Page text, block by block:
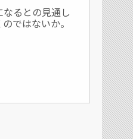
るとの見通し
ではないか。